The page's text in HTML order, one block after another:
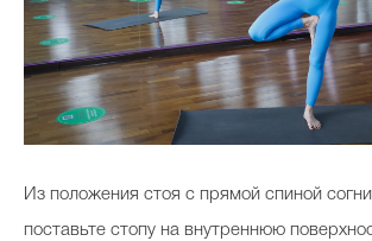
Из положения стоя с прямой спиной
поставьте стопу на внутреннюю